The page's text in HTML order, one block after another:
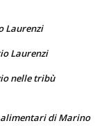
Laurenzi
Laurenzi
nelle tribù
di Marino